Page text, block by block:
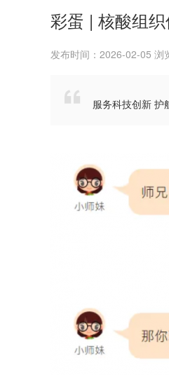
彩蛋 | 核酸组
发布时间：2026-02-05 浏
 服务科技创新 护